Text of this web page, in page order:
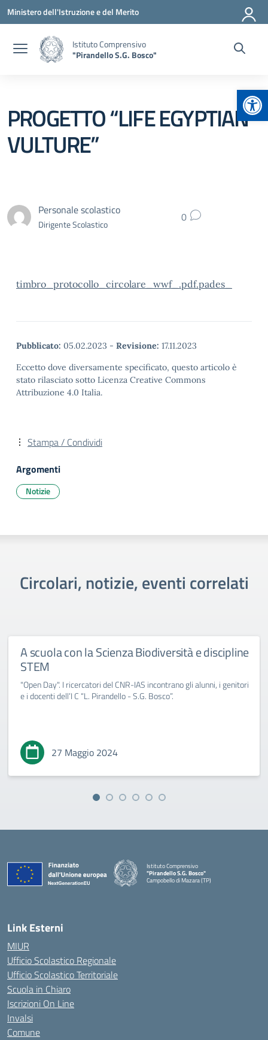
Vai ai contenuti
Vai al menu di navigazione
Vai al footer
Ministero dell'Istruzione e del Merito
Istituto Comprensivo
"Pirandello S.G. Bosco"
PROGETTO “LIFE EGYPTIAN
VULTURE”
Personale scolastico
Dirigente Scolastico 0
timbro_protocollo_circolare_wwf_.pdf.pades_
Pubblicato: 05.02.2023 - Revisione: 17.11.2023
Eccetto dove diversamente specificato, questo articolo è
stato rilasciato sotto Licenza Creative Commons
Attribuzione 4.0 Italia.
Stampa / Condividi
Argomenti
Notizie
Circolari, notizie, eventi correlati
A scuola con la Scienza Biodiversità e discipline
STEM
"Open Day". I ricercatori del CNR-IAS incontrano gli alunni, i genitori
e i docenti dell’I C “L. Pirandello - S.G. Bosco”.
27 Maggio 2024
Istituto Comprensivo
"Pirandello S.G. Bosco"
Campobello di Mazara (TP)
— Visita la pagina iniziale della scuola
Link Esterni
MIUR
Ufficio Scolastico Regionale
Ufficio Scolastico Territoriale
Scuola in Chiaro
Iscrizioni On Line
Invalsi
Comune